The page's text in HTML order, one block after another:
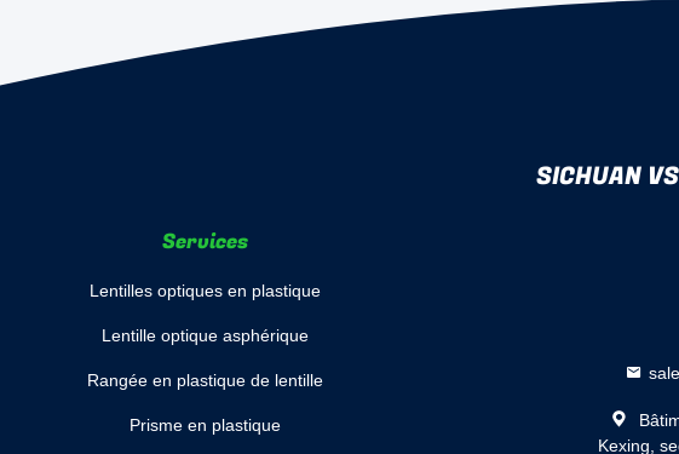
SICHUAN
Services
Lentilles optiques en plastique
Lentille optique asphérique
Rangée en plastique de lentille
Prisme en plastique
Kexing,